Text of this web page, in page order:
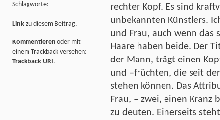
rechter Kopf. Es sind
unbekannten Künstlers.
und Frau, auch wenn das
Haare haben beide. Der
der Mann, trägt einen
und –früchten, die seit
stehen können. Das
Frau, – zwei, einen Kranz
zu deuten. Einerseits
Schlagworte:
Link zu diesem Beitrag.
Kommentieren oder mit
einem Trackback versehen:
Trackback URI.